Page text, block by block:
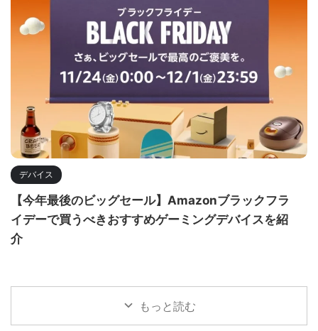
デバイス
【今年最後のビッグセール】Amazonブラックフラ
イデーで買うべきおすすめゲーミングデバイスを紹
介
もっと読む